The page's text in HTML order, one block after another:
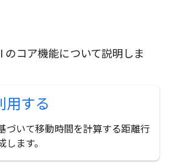
のコア機能について説明しま
用する
づいて移動時間を計算する距離行
ます。